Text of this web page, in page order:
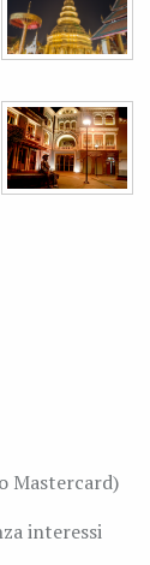
Mastercard)
interessi